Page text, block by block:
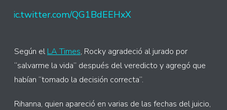
pic.twitter.com/QG1BdEEHxX
Según elLA Times, Rocky agradeció al jurado por
“salvarme la vida” después del veredicto y agregó que
habían “tomado la decisión correcta”.
Rihanna, quien apareció en varias de las fechas del juicio,